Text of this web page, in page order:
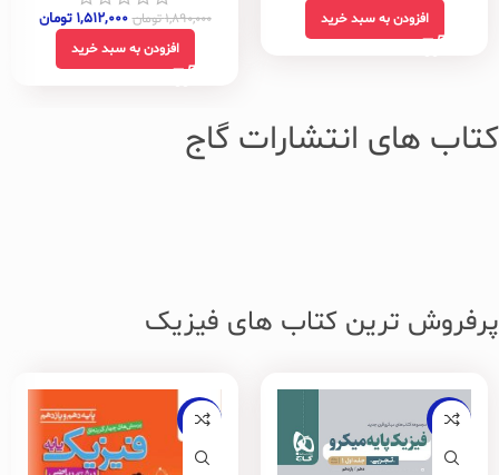
افزودن به سبد خرید ۱,۸۹۰,۰۰۰تومان ۱,۵۱۲,۰۰۰ تومان
افزودن به سبد خرید
کتاب های انتشارات گاج
پرفروش ترین کتاب های فیزیک
-20%
-18%